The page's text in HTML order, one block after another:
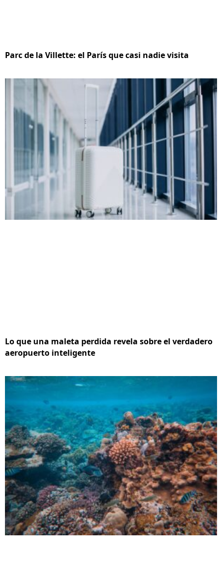
Parc de la Villette: el París que casi nadie visita
Lo que una maleta perdida revela sobre el verdadero
aeropuerto inteligente